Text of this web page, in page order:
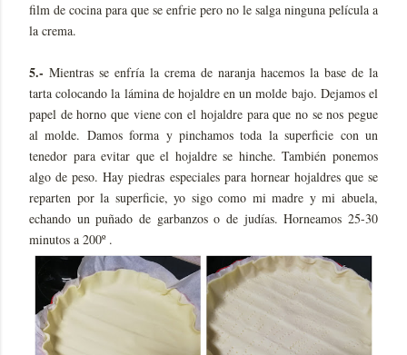
film de cocina para que se enfrie pero no le salga ninguna película a
la crema.
5.- Mientras se enfría la crema de naranja hacemos la base de la
tarta colocando la lámina de hojaldre en un molde bajo. Dejamos el
papel de horno que viene con el hojaldre para que no se nos pegue
al molde. Damos forma y pinchamos toda la superficie con un
tenedor para evitar que el hojaldre se hinche. También ponemos
algo de peso. Hay piedras especiales para hornear hojaldres que se
reparten por la superficie, yo sigo como mi madre y mi abuela,
echando un puñado de garbanzos o de judías. Horneamos 25-30
minutos a 200º .